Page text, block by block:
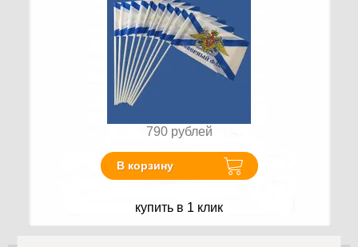
790 рублей
В корзину
купить в 1 клик